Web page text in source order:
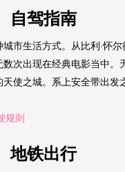
自驾指南
市生活方式。从比利·怀
次出现在经典电影当中
使之城。系上安全带出发
规则
地铁出行